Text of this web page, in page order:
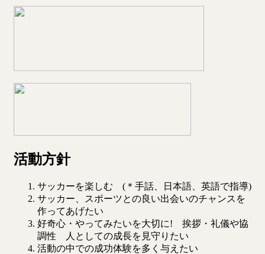
活動方針
サッカーを楽しむ (＊手話、日本語、英語で指導)
サッカー、スポーツとの良い出会いのチャンスを
作ってあげたい
好奇心・やってみたいを大切に! 挨拶・礼儀や協
調性 人としての成長を見守りたい
活動の中での成功体験を多く与えたい